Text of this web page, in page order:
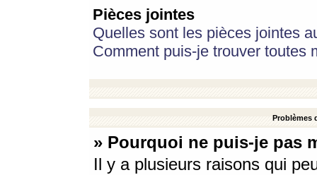
Pièces jointes
Quelles sont les pièces jointes
Comment puis-je trouver toutes
Problèmes
» Pourquoi ne puis-je pas
Il y a plusieurs raisons qui